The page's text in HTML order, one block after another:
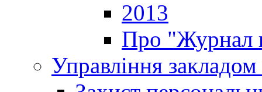
2013
Про "Журнал
Управління